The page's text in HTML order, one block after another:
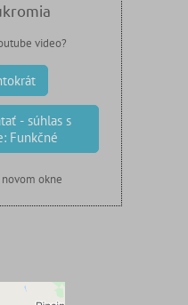
video?
- súhlas s
Funkčné
okne